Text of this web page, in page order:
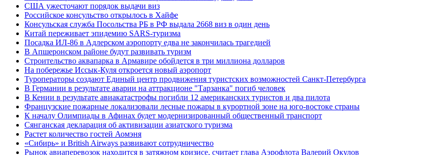
США ужесточают порядок выдачи виз
Российское консульство открылось в Хайфе
Консульская служба Посольства РБ в РФ выдала 2668 виз в один день
Китай переживает эпидемию SARS-туризма
Посадка ИЛ-86 в Адлерском аэропорту едва не закончилась трагедией
В Апшеронском районе будут развивать туризм
Строительство аквапарка в Армавире обойдется в три миллиона долларов
На побережье Иссык-Куля откроется новый аэропорт
Туроператоры создают Единый центр продвижения туристских возможностей Санкт-Петербурга
В Германии в результате аварии на аттракционе "Тарзанка" погиб человек
В Кении в результате авиакатастрофы погибли 12 американских туристов и два пилота
Французские пожарные локализовали лесные пожары в курортной зоне на юго-востоке страны
К началу Олимпиады в Афинах будет модернизированный общественный транспорт
Сянганская декларация об активизации азиатского туризма
Растет количество гостей Аомэня
«Сибирь» и British Airways развивают сотрудничество
Рынок авиаперевозок находится в затяжном кризисе, считает глава Аэрофлота Валерий Окулов